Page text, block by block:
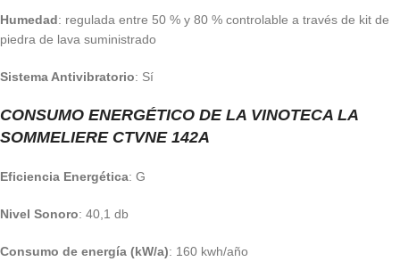
Humedad: regulada entre 50 % y 80 % controlable a través de kit de
piedra de lava suministrado
Sistema Antivibratorio: Sí
CONSUMO ENERGÉTICO DE LA VINOTECA LA
SOMMELIERE CTVNE 142A
Eficiencia Energética: G
Nivel Sonoro: 40,1 db
Consumo de energía (kW/a): 160 kwh/año